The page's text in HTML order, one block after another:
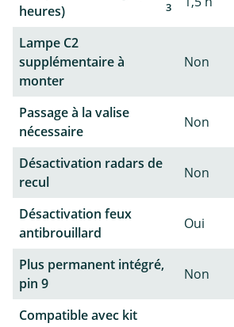
heures)
3
Lampe C2
supplémentaire à
monter
Non
Passage à la valise
nécessaire
Non
Désactivation radars de
recul
Non
Désactivation feux
antibrouillard
Oui
Plus permanent intégré,
pin 9
Non
Compatible avec kit